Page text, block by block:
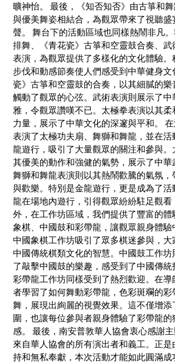
曠神怡。 最後，《知否知否》由古箏和
與優美舞姿相結合，為觀眾帶來了視聽
聲。 舞台下的活動區域也同樣熱鬧非凡
排舞、《青花瓷》古箏和空靈鼓合奏、武
表演，為觀眾提供了多樣化的文化體驗。
步伐和動感節奏使人們感受到中華健身
瓷》古箏和空靈鼓的合奏，以其細膩的樂
觸動了觀眾的心弦。武術表演則展示了
雅，令觀眾讚嘆不已。太極拳表演以其
力量，展示了中華文化的深邃與平和。
表演了太極功夫扇、舞獅和舞龍，並在活
龍遊行，吸引了大量觀眾的關注和參與。
其優美的動作和強健的氣勢，展示了中華
舞獅和舞龍表演則以其熱鬧歡騰的氣氛，
與歡樂。特別是金龍遊行，更是成為了活
龍在場地內遊行，引得觀眾紛紛駐足觀看
外，在工作坊區域，我們提供了豐富的體
象棋、中國鼓和彩帶龍，讓觀眾親身體驗
中國象棋工作坊吸引了眾多棋迷參與，大
中國傳統棋類文化的智慧。中國鼓工作
了敲擊中國鼓的樂趣，感受到了中國傳統
彩帶龍工作坊同樣受到了熱烈歡迎。在
者學習了如何舞動彩帶龍，色彩斑斕的
舞，展現出絢麗的視覺效果。這不僅增
圍，也讓每位參與者親身體驗了彩帶龍
感。 最後，南安普敦華人協會衷心感謝
來自華人協會的所有演出者和義工。正
持和無私奉獻，本次活動才能如此圓滿成